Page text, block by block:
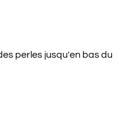
perles jusqu'en bas du